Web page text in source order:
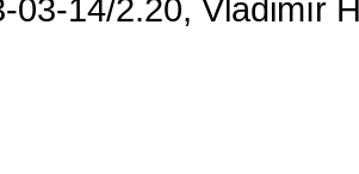
03-14/2.20, Vladimír